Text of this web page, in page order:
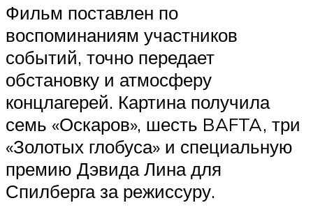
Фильм поставлен по
воспоминаниям участников
событий, точно передает
обстановку и атмосферу
концлагерей. Картина получила
семь «Оскаров», шесть BAFTA, три
«Золотых глобуса» и специальную
премию Дэвида Лина для
Спилберга за режиссуру.